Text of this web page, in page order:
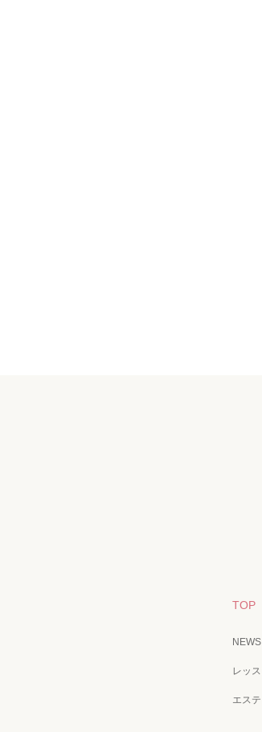
TOP
NEWS
レッ
エステ